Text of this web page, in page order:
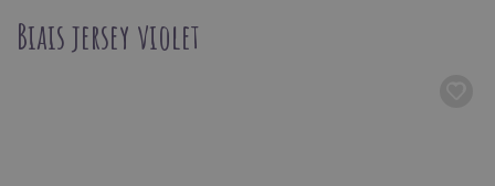
Biais jersey violet